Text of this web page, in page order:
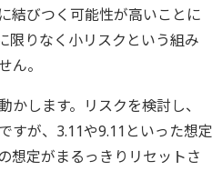
結びつく可能性が高いことに
限りなく小リスクという組み
ん。
します。リスクを検討し、
すが、3.11や9.11といった想定
想定がまるっきりリセットさ